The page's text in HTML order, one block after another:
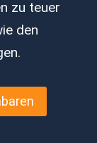
zu teuer
den